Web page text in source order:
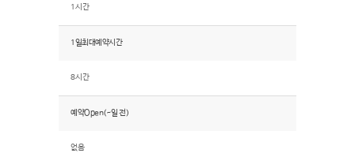
1시간
1일최대예약시간
8시간
예약Open(~일 전)
없음